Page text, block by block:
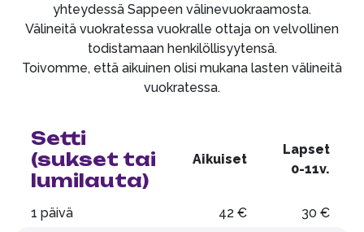
yhteydessä Sappeen välinevuokraamosta.
Välineitä vuokratessa vuokralle ottaja on velvollinen
todistamaan henkilöllisyytensä.
Toivomme, että aikuinen olisi mukana lasten välineitä
vuokratessa.
Setti
(sukset tai
lumilauta)
Aikuiset
Lapset
0-11v.
1 päivä 42 €
30 €